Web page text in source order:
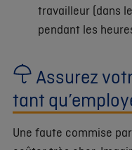
travailleur (dans
pendant les
Assurez
tant
Une faute commise